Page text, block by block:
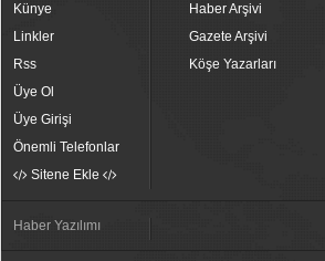
Künye
Linkler
Rss
Üye Ol
Üye Girişi
Önemli Telefonlar
Sitene Ekle
Haber Arşivi
Gazete Arşivi
Köşe Yazarları
Haber Yazılımı